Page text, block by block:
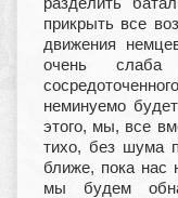
прикрыть все
движения
очень
неминуемо
этого, мы, все
тихо, без шума
ближе, пока нас
мы будем